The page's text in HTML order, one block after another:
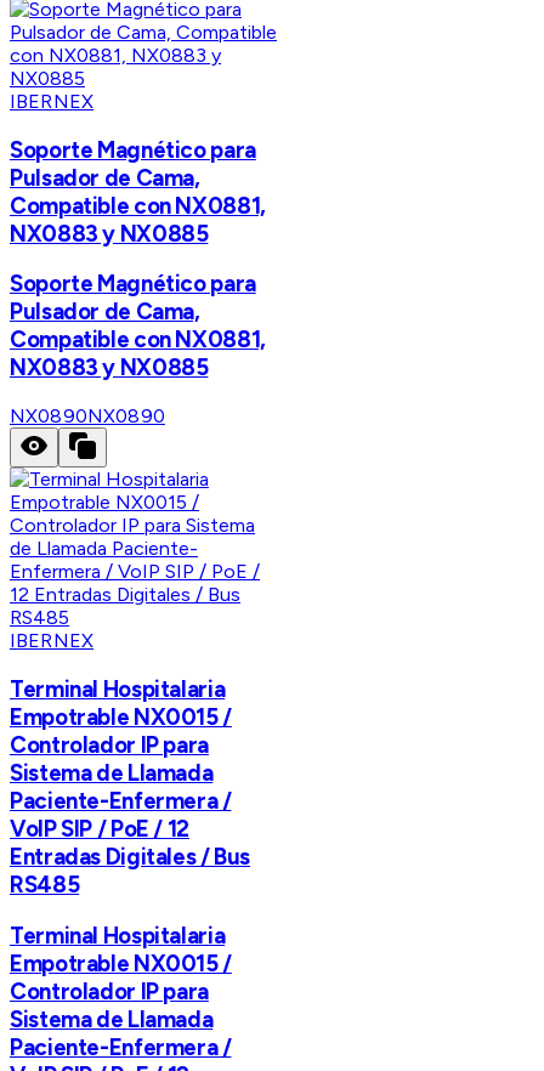
IBERNEX
Soporte Magnético para
Pulsador de Cama,
Compatible con NX0881,
NX0883 y NX0885
Soporte Magnético para
Pulsador de Cama,
Compatible con NX0881,
NX0883 y NX0885
NX0890NX0890
IBERNEX
Terminal Hospitalaria
Empotrable NX0015 /
Controlador IP para
Sistema de Llamada
Paciente-Enfermera /
VoIP SIP / PoE / 12
Entradas Digitales / Bus
RS485
Terminal Hospitalaria
Empotrable NX0015 /
Controlador IP para
Sistema de Llamada
Paciente-Enfermera /